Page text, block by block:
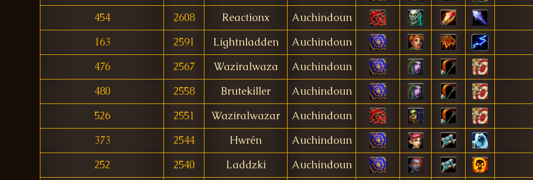
454
2608 Reactionx Auchindoun
163
2591 Lightnladden Auchindoun
476
2567 Waziralwaza Auchindoun
480
2558 Brutekiller Auchindoun
526
2551 Waziralwazar Auchindoun
373
2544 Hwrén Auchindoun
252
2540 Laddzki Auchindoun